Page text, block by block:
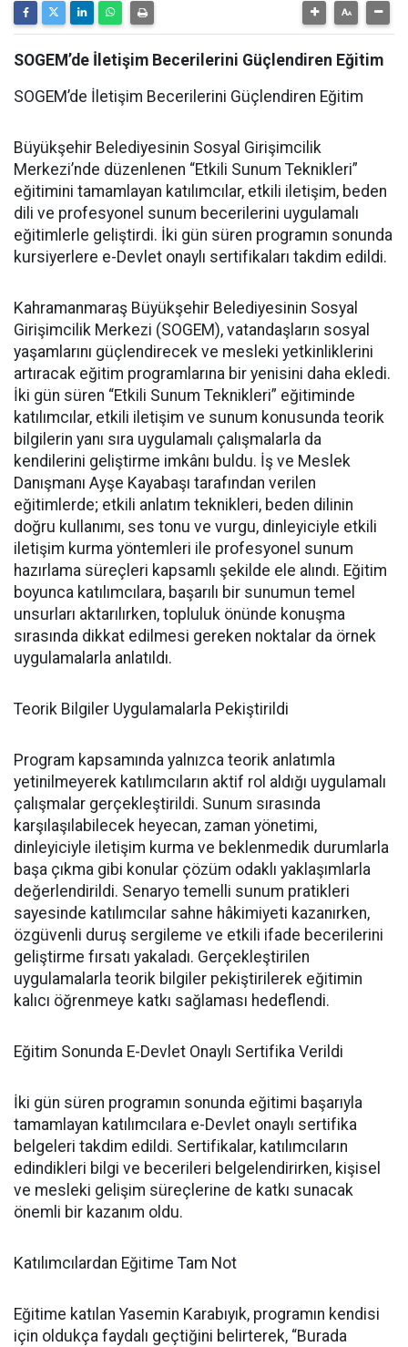
SOGEM’de İletişim Becerilerini Güçlendiren Eğitim
SOGEM’de İletişim Becerilerini Güçlendiren Eğitim
Büyükşehir Belediyesinin Sosyal Girişimcilik
Merkezi’nde düzenlenen “Etkili Sunum Teknikleri”
eğitimini tamamlayan katılımcılar, etkili iletişim, beden
dili ve profesyonel sunum becerilerini uygulamalı
eğitimlerle geliştirdi. İki gün süren programın sonunda
kursiyerlere e-Devlet onaylı sertifikaları takdim edildi.
Kahramanmaraş Büyükşehir Belediyesinin Sosyal
Girişimcilik Merkezi (SOGEM), vatandaşların sosyal
yaşamlarını güçlendirecek ve mesleki yetkinliklerini
artıracak eğitim programlarına bir yenisini daha ekledi.
İki gün süren “Etkili Sunum Teknikleri” eğitiminde
katılımcılar, etkili iletişim ve sunum konusunda teorik
bilgilerin yanı sıra uygulamalı çalışmalarla da
kendilerini geliştirme imkânı buldu. İş ve Meslek
Danışmanı Ayşe Kayabaşı tarafından verilen
eğitimlerde; etkili anlatım teknikleri, beden dilinin
doğru kullanımı, ses tonu ve vurgu, dinleyiciyle etkili
iletişim kurma yöntemleri ile profesyonel sunum
hazırlama süreçleri kapsamlı şekilde ele alındı. Eğitim
boyunca katılımcılara, başarılı bir sunumun temel
unsurları aktarılırken, topluluk önünde konuşma
sırasında dikkat edilmesi gereken noktalar da örnek
uygulamalarla anlatıldı.
Teorik Bilgiler Uygulamalarla Pekiştirildi
Program kapsamında yalnızca teorik anlatımla
yetinilmeyerek katılımcıların aktif rol aldığı uygulamalı
çalışmalar gerçekleştirildi. Sunum sırasında
karşılaşılabilecek heyecan, zaman yönetimi,
dinleyiciyle iletişim kurma ve beklenmedik durumlarla
başa çıkma gibi konular çözüm odaklı yaklaşımlarla
değerlendirildi. Senaryo temelli sunum pratikleri
sayesinde katılımcılar sahne hâkimiyeti kazanırken,
özgüvenli duruş sergileme ve etkili ifade becerilerini
geliştirme fırsatı yakaladı. Gerçekleştirilen
uygulamalarla teorik bilgiler pekiştirilerek eğitimin
kalıcı öğrenmeye katkı sağlaması hedeflendi.
Eğitim Sonunda E-Devlet Onaylı Sertifika Verildi
İki gün süren programın sonunda eğitimi başarıyla
tamamlayan katılımcılara e-Devlet onaylı sertifika
belgeleri takdim edildi. Sertifikalar, katılımcıların
edindikleri bilgi ve becerileri belgelendirirken, kişisel
ve mesleki gelişim süreçlerine de katkı sunacak
önemli bir kazanım oldu.
Katılımcılardan Eğitime Tam Not
Eğitime katılan Yasemin Karabıyık, programın kendisi
için oldukça faydalı geçtiğini belirterek, “Burada